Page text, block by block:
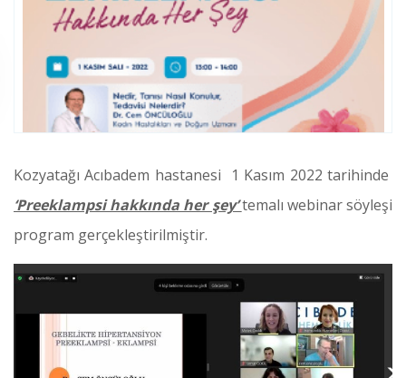
Kozyatağı Acıbadem hastanesi 1 Kasım 2022 tarihinde
‘Preeklampsi hakkında her şey’temalı webinar söyleşi
program gerçekleştirilmiştir.